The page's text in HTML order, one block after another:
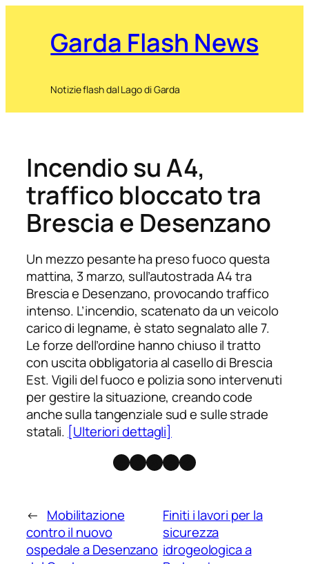
Garda Flash News
Notizie flash dal Lago di Garda
Incendio su A4,
traffico bloccato tra
Brescia e Desenzano
Un mezzo pesante ha preso fuoco questa
mattina, 3 marzo, sull’autostrada A4 tra
Brescia e Desenzano, provocando traffico
intenso. L’incendio, scatenato da un veicolo
carico di legname, è stato segnalato alle 7.
Le forze dell’ordine hanno chiuso il tratto
con uscita obbligatoria al casello di Brescia
Est. Vigili del fuoco e polizia sono intervenuti
per gestire la situazione, creando code
anche sulla tangenziale sud e sulle strade
statali. [Ulteriori dettagli]
Facebook
Instagram
X Threads
Telegram
← Mobilitazione
contro il nuovo
ospedale a Desenzano
Finiti i lavori per la
sicurezza
idrogeologica a